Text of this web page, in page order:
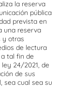
la reserva
pública
prevista en
una reserva
y otras
de lectura
tal fin de
24/2021, de
de sus
sea cual sea su